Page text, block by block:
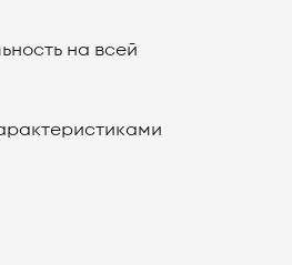
на всей